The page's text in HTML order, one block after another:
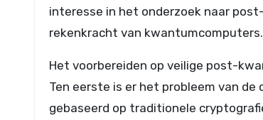
interesse in het onderzoek naar
rekenkracht van kwantumcomputers.
Het voorbereiden op veilige post-
Ten eerste is er het probleem van
gebaseerd op traditionele